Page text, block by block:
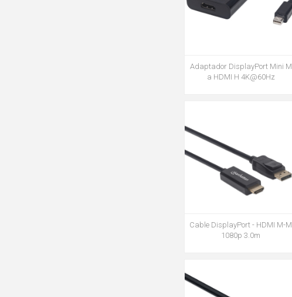
Adaptador DisplayPort Mini M
a HDMI H 4K@60Hz
Cable DisplayPort - HDMI M-M
1080p 3.0m